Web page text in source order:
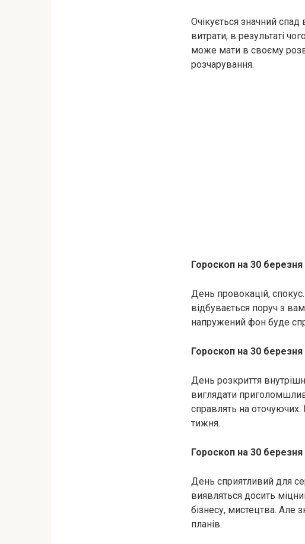
Очікується значний
витрати, в результаті
може мати в своєму
розчарування.
Гороскоп на 30
День провокацій,
відбувається поруч з
напружений фон буде
Гороскоп на 30
День розкриття
виглядати
справлять на
тижня.
Гороскоп на 30 березня
День сприятливий для
виявляться досить
бізнесу, мистецтва. Але
планів.